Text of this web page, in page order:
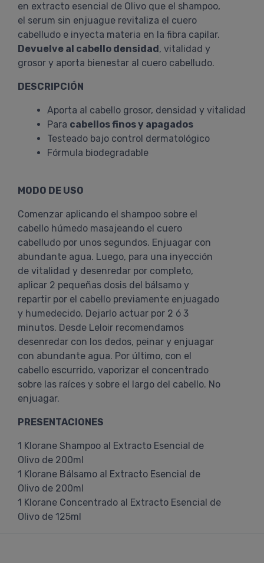
en extracto esencial de Olivo que el shampoo,
el serum sin enjuague revitaliza el cuero
cabelludo e inyecta materia en la fibra capilar.
Devuelve al cabello densidad, vitalidad y
grosor y aporta bienestar al cuero cabelludo.
DESCRIPCIÓN
Aporta al cabello grosor, densidad y vitalidad
Para cabellos finos y apagados
Testeado bajo control dermatológico
Fórmula biodegradable
MODO DE USO
Comenzar aplicando el shampoo sobre el
cabello húmedo masajeando el cuero
cabelludo por unos segundos. Enjuagar con
abundante agua. Luego, para una inyección
de vitalidad y desenredar por completo,
aplicar 2 pequeñas dosis del bálsamo y
repartir por el cabello previamente enjuagado
y humedecido. Dejarlo actuar por 2 ó 3
minutos. Desde Leloir recomendamos
desenredar con los dedos, peinar y enjuagar
con abundante agua. Por último, con el
cabello escurrido, vaporizar el concentrado
sobre las raíces y sobre el largo del cabello. No
enjuagar.
PRESENTACIONES
1 Klorane Shampoo al Extracto Esencial de
Olivo de 200ml
1 Klorane Bálsamo al Extracto Esencial de
Olivo de 200ml
1 Klorane Concentrado al Extracto Esencial de
Olivo de 125ml